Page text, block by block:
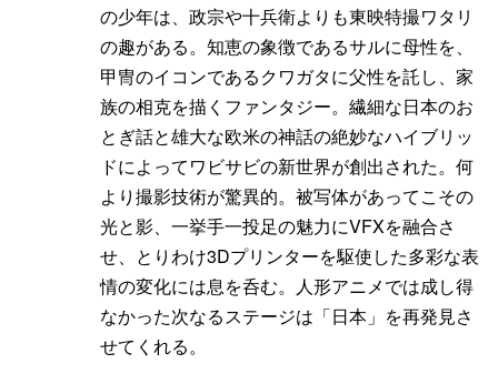
の少年は、政宗や十兵衛よりも東映特撮ワタリ
の趣がある。知恵の象徴であるサルに母性を、
甲冑のイコンであるクワガタに父性を託し、家
族の相克を描くファンタジー。繊細な日本のお
とぎ話と雄大な欧米の神話の絶妙なハイブリッ
ドによってワビサビの新世界が創出された。何
より撮影技術が驚異的。被写体があってこその
光と影、一挙手一投足の魅力にVFXを融合さ
せ、とりわけ3Dプリンターを駆使した多彩な表
情の変化には息を呑む。人形アニメでは成し得
なかった次なるステージは「日本」を再発見さ
せてくれる。